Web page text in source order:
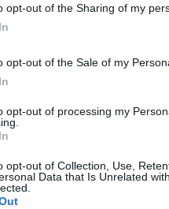
opt-out of the Sharing of my
opt-out of the Sale of my
opt-out of processing my
opt-out of Collection, Use,
Data that Is Unrelated
routes
globale des accidents
des trajets domicile-
moins d’accidents de